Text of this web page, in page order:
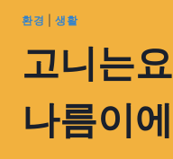
환경 생활
고니는
나름이